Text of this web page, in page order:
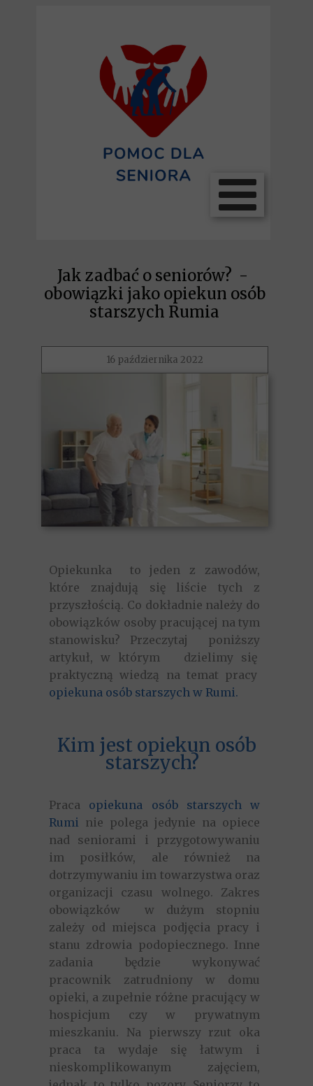
16 października 2022
Jak zadbać o seniorów? -
obowiązki jako opiekun osób
starszych Rumia
Opiekunka to jeden z zawodów,
które znajdują się liście tych z
przyszłością. Co dokładnie należy do
obowiązków osoby pracującej na tym
stanowisku? Przeczytaj poniższy
artykuł, w którym dzielimy się
praktyczną wiedzą na temat pracy
opiekuna osób starszych w Rumi.
Kim jest opiekun osób
starszych?
Praca opiekuna osób starszych w
Rumi nie polega jedynie na opiece
nad seniorami i przygotowywaniu
im posiłków, ale również na
dotrzymywaniu im towarzystwa oraz
organizacji czasu wolnego. Zakres
obowiązków w dużym stopniu
zależy od miejsca podjęcia pracy i
stanu zdrowia podopiecznego. Inne
zadania będzie wykonywać
pracownik zatrudniony w domu
opieki, a zupełnie różne pracujący w
hospicjum czy w prywatnym
mieszkaniu. Na pierwszy rzut oka
praca ta wydaje się łatwym i
nieskomplikowanym zajęciem,